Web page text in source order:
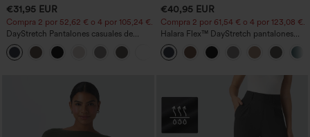
€31,95 EUR
Compra 2 por 52,62 € o 4 por 105,24 €.
DayStretch Pantalones casuales de
cintura alta con pernera tipo barril y
bolsillos
+5
€40,95 EUR
Compra 2 por 61,54 € o 4 por 123,08 €.
Halara Flex™ DayStretch pantalones
acampanados de trabajo de tiro medio
con bolsillo lateral con cremallera